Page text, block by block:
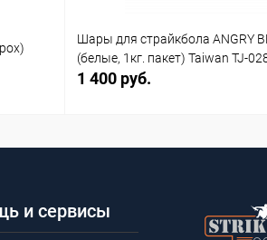
Шары для страйкбола ANGRY
(белые, 1кг. пакет) Taiwan TJ-
1 400 руб.
и сервисы